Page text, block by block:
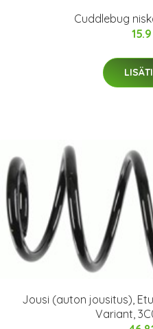
Cuddlebug
Jousi (auton jousitus),
Variant,